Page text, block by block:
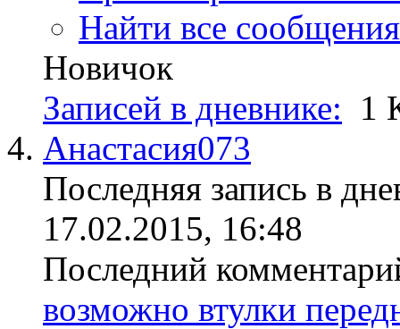
Найти все
Новичок
Записей в дневнике: 1
Анастасия073
Последняя запись в
17.02.2015, 16:48
Последний
возможно втулки